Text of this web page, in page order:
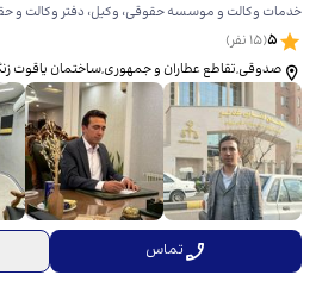
خدمات وکالت و موسسه حقوقی، وکیل، دفتر وکالت و
5
(
15 نفر)
صدوقی,تقاطع عطاران و جمهوری,ساختمان یاقوت زنگ 8طبقه5 دفتر وکالت
تماس